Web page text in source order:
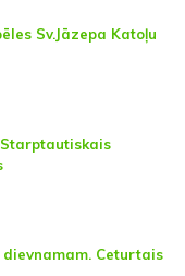
Sv.Jāzepa Katoļu
Ceturtais